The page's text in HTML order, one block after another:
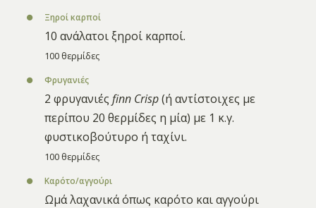
Ξηροί καρποί
10 ανάλατοι ξηροί καρποί.
100 θερμίδες
Φρυγανιές
2 φρυγανιέςfinn Crisp(ή αντίστοιχες με
περίπου 20 θερμίδες η μία) με 1 κ.γ.
φυστικοβούτυρο ή ταχίνι.
100 θερμίδες
Καρότο/αγγούρι
Ωμά λαχανικά όπως καρότο και αγγούρι